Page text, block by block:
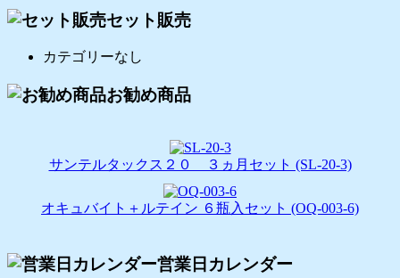
セット販売
カテゴリーなし
お勧め商品
サンテルタックス２０ ３ヵ月セット (SL-20-3)
オキュバイト＋ルテイン ６瓶入セット (OQ-003-6)
営業日カレンダー